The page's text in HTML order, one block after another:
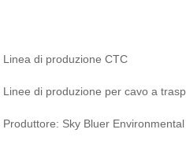
Linea di produzione CTC
Linee di produzione per cavo a
Produttore: Sky Bluer